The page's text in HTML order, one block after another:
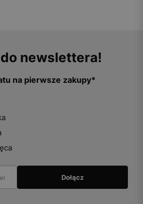
newslettera!
na pierwsze zakupy*